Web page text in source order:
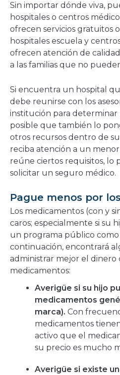
Sin importar dónde viva,
hospitales o centros
ofrecen servicios gratuitos
hospitales escuela y
ofrecen atención de
a las familias que no
Si encuentra un hospital
debe reunirse con los
institución para determinar
posible que también lo
otros recursos dentro de
reciba atención a un menor
reúne ciertos requisitos, lo
solicitar un seguro médico.
Pague menos por
Los medicamentos (con y
caros; especialmente si su
un programa público como
continuación, encontrará
administrar mejor el dinero
medicamentos:
Averigüe si su hijo
medicamentos
marca). Con
medicamentos
activo que el
su precio es mucho
Averigüe si existe